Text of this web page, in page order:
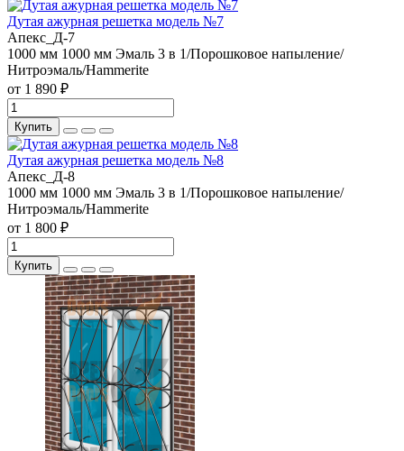
Дутая ажурная решетка модель №7
Апекс_Д-7
1000 мм 1000 мм Эмаль 3 в 1/Порошковое напыление/
Нитроэмаль/Hammerite
от 1 890 ₽
Купить
Дутая ажурная решетка модель №8
Апекс_Д-8
1000 мм 1000 мм Эмаль 3 в 1/Порошковое напыление/
Нитроэмаль/Hammerite
от 1 800 ₽
Купить